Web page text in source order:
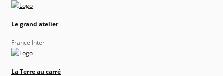
Le grand atelier
France Inter
La Terre au carré